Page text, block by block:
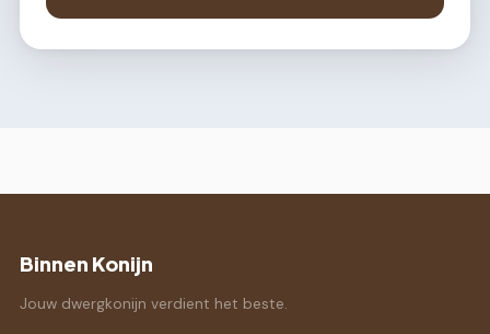
Binnen Konijn
Jouw dwergkonijn verdient het beste.